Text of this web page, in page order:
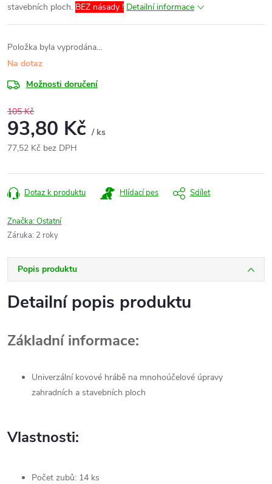
stavebních ploch. BEZ násady ! Detailní informace
Položka byla vyprodána…
Na dotaz
Možnosti doručení
105 Kč
93,80 Kč / ks
77,52 Kč bez DPH
cena:
Dotaz k produktu Hlídací pes Sdílet
Značka:Ostatní
Záruka: 2 roky
Popis produktu
Detailní popis produktu
Základní informace:
Univerzální kovové hrábě na mnohoúčelové úpravy
zahradních a stavebních ploch
Vlastnosti:
Počet zubů: 14 ks